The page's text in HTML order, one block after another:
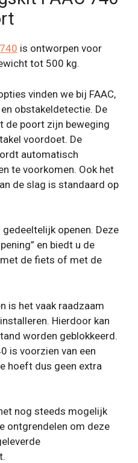
is ontworpen voor
tot 500 kg.
vinden we bij FAAC,
obstakeldetectie. De
de poort zijn beweging
voordoet. De
automatisch
te voorkomen. Ook het
de slag is standaard op
openen. Deze
en biedt u de
de fiets of met de
is het vaak raadzaam
Hierdoor kan
worden geblokkeerd.
is voorzien van een
hoeft dus geen extra
nog steeds mogelijk
ontgrendelen om deze